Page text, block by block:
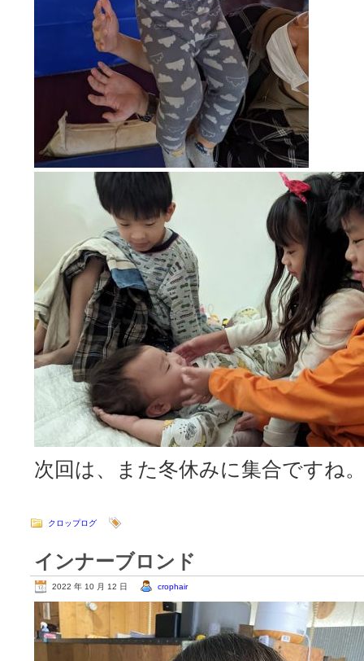
次回は、また冬休みに集合ですね
クロップログ
インナーブロンド
2022 年 10 月 12 日 crophair